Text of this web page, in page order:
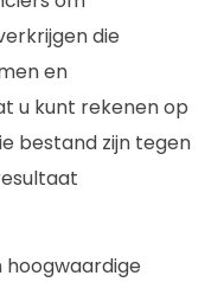
die
en
u kunt rekenen op
bestand zijn tegen
hoogwaardige